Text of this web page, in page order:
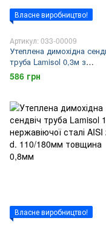
Власне виробництво!
Артикул: 033-00009
Утеплена димохідна
труба Lamisol 0,3м з
нержавіючої сталі AISI
100/160мм товщина 1мм
586 грн
Власне виробництво!